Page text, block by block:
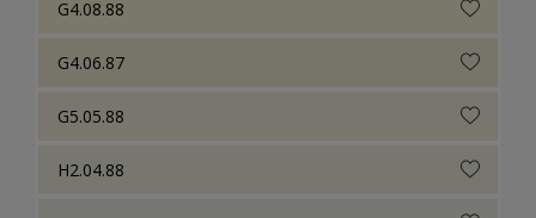
G4.08.88
G4.06.87
G5.05.88
H2.04.88